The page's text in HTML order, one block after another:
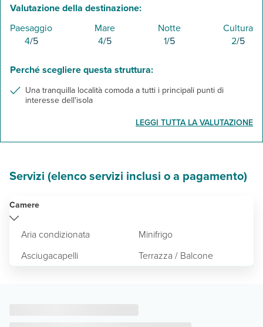
Valutazione della destinazione:
Paesaggio
4/5
Mare
4/5
Notte
1/5
Cultura
2/5
Perché scegliere questa struttura:
Una tranquilla località comoda a tutti i principali punti di
interesse dell'isola
LEGGI TUTTA LA VALUTAZIONE
Servizi (elenco servizi inclusi o a pagamento)
Camere
Aria condizionata
Minifrigo
Asciugacapelli
Terrazza / Balcone